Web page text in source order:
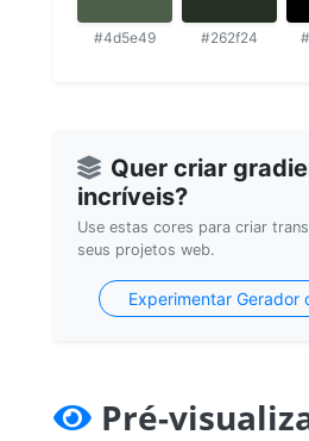
#4d5e49 #262f24
Quer criar
incríveis?
Use estas cores para criar
seus projetos web.
Experimentar Gerador
Pré-